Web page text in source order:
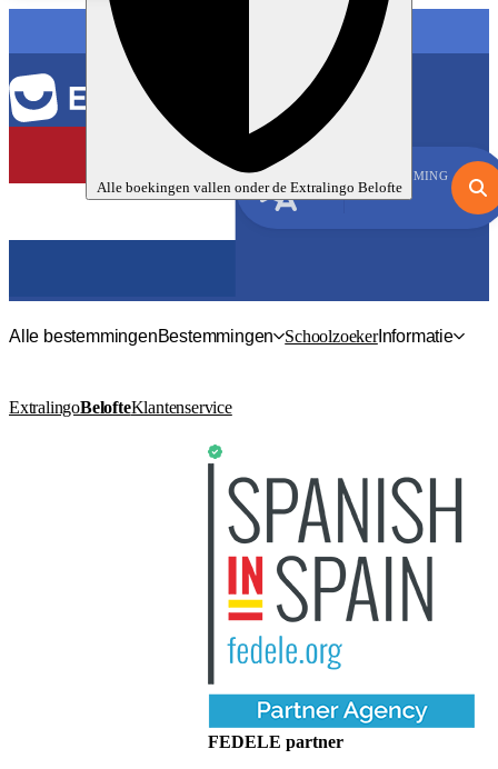
Alle boekingen vallen onder de Extralingo Belofte
TAAL
Frans
BESTEMMING
Alle bestemmingenBestemmingen SchoolzoekerInformatie
ExtralingoBelofteKlantenservice
FEDELE partner